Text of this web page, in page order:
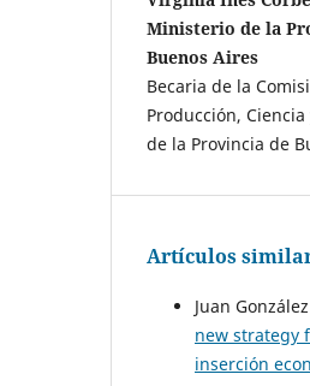
Ministerio de la
Buenos Aires
Becaria de la
Producción,
de la Provincia de
Artículos
Juan
new strategy
inserción